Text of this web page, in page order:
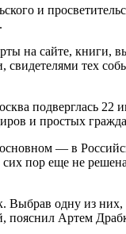
и
на сайте, книги,
свидетелями тех
подверглась 22
и простых
— в
сих пор еще не
Выбрав одну из
пояснил Артем